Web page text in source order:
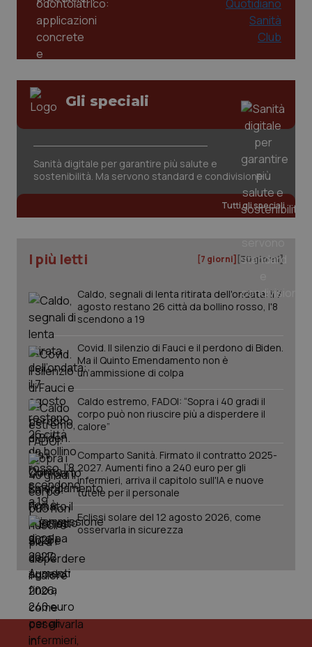
Gli speciali
Sanità digitale per garantire più salute e
sostenibilità. Ma servono standard e condivisione
Tutti gli speciali
I più letti [7 giorni] [30 giorni]
Caldo, segnali di lenta ritirata dell'ondata: il 7
agosto restano 26 città da bollino rosso, l'8
scendono a 19
Covid. Il silenzio di Fauci e il perdono di Biden.
Ma il Quinto Emendamento non è
un’ammissione di colpa
Caldo estremo, FADOI: “Sopra i 40 gradi il
corpo può non riuscire più a disperdere il
calore”
Comparto Sanità. Firmato il contratto 2025-
2027. Aumenti fino a 240 euro per gli
infermieri, arriva il capitolo sull'IA e nuove
tutele per il personale
Eclissi solare del 12 agosto 2026, come
osservarla in sicurezza
www.quotidianosanita.it
5
tracking-sites-ironfish-
tracking-enable
www.quotidianosanita.it
tracking-sites-ironfish-
session-id
_ga
Google LLC
.quotidianosanita.it